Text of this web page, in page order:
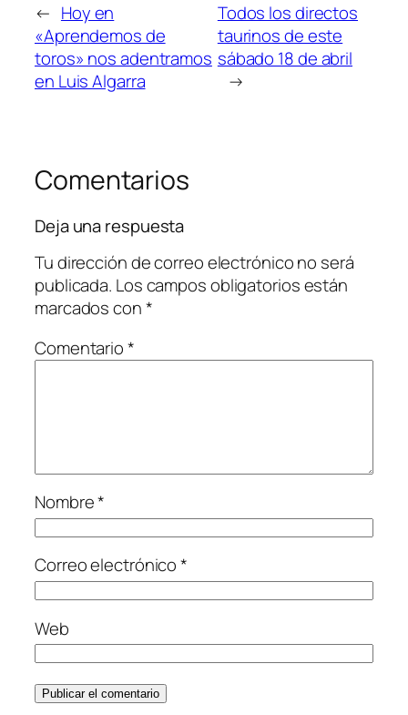
← Hoy en
«Aprendemos de
toros» nos adentramos
en Luis Algarra
Todos los directos
taurinos de este
sábado 18 de abril
→
Comentarios
Deja una respuesta
Tu dirección de correo electrónico no será
publicada. Los campos obligatorios están
marcados con*
Comentario*
Nombre*
Correo electrónico*
Web